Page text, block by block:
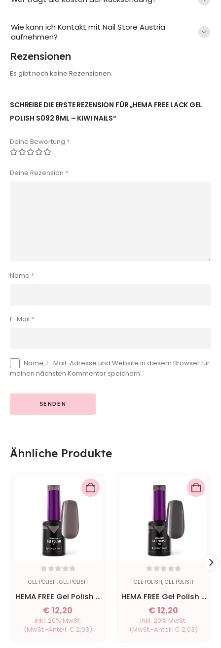
Wie kann ich Kontakt mit Nail Store Austria
aufnehmen?
Rezensionen
Es gibt noch keine Rezensionen.
SCHREIBE DIE ERSTE REZENSION FÜR „HEMA FREE LACK GEL
POLISH S092 8ML – KIWI NAILS“
Deine Bewertung *
Deine Rezension *
Name *
E-Mail *
Name, E-Mail-Adresse und Website in diesem Browser für
meinen nächsten Kommentar speichern.
Ähnliche Produkte
GEL POLISH, GEL POLISH
HEMA FREE Gel Polish -
127 Espresso - 8ml
€ 12,20
inkl. 20% MwSt.
(MwSt.-Anteil: € 2,03)
GEL POLISH, GEL POLISH
HEMA FREE Gel Polish -
126 Ristretto - 8ml
€ 12,20
inkl. 20% MwSt.
(MwSt.-Anteil: € 2,03)